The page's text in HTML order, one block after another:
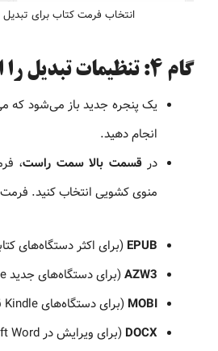
انتخاب فرمت کتاب برای تبدیل
گام ۴: تنظیمات تبدیل را انتخاب کنید
یک پنجره جدید باز می‌شود که
انجام دهید.
درقسمت بالا سمت راست،
منوی کشویی انتخاب کنید.
EPUB (برای اکثر دستگاه‌های
AZW3(برای دستگاه‌های جدید Kindle)
MOBI (برای دستگاه‌های Kindle قدیمی‌تر)
DOCX (برای ویرایش در Microsoft Word)